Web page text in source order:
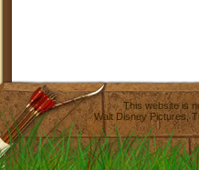
This website is
Walt Disney Pictures,